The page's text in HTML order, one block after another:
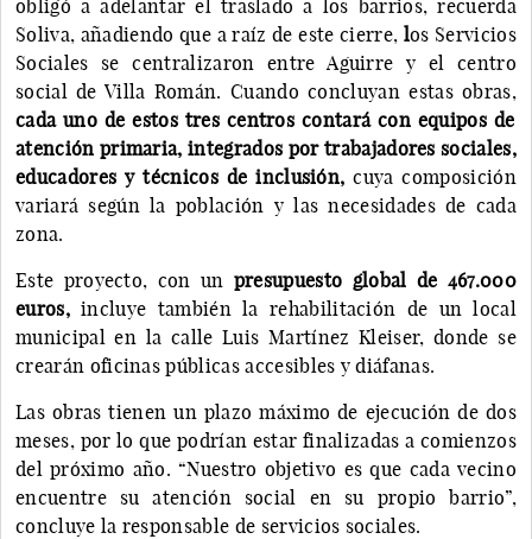
obligó a adelantar el traslado a los barrios, recuerda
Soliva, añadiendo que a raíz de este cierre, los Servicios
Sociales se centralizaron entre Aguirre y el centro
social de Villa Román. Cuando concluyan estas obras,
cada uno de estos tres centros contará con equipos de
atención primaria, integrados por trabajadores sociales,
educadores y técnicos de inclusión, cuya composición
variará según la población y las necesidades de cada
zona.
Este proyecto, con un presupuesto global de 467.000
euros,incluye también la rehabilitación de un local
municipal en la calle Luis Martínez Kleiser, donde se
crearán oficinas públicas accesibles y diáfanas.
Las obras tienen un plazo máximo de ejecución de dos
meses, por lo que podrían estar finalizadas a comienzos
del próximo año. “Nuestro objetivo es que cada vecino
encuentre su atención social en su propio barrio”,
concluye la responsable de servicios sociales.